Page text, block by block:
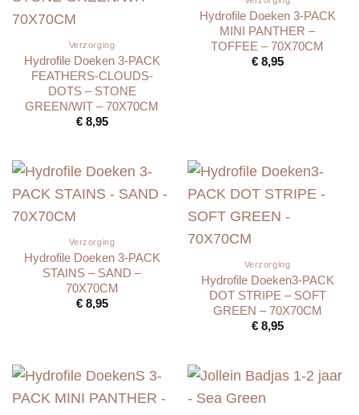
Verzorging
Hydrofile Doeken 3-PACK
FEATHERS-CLOUDS-
DOTS – STONE
GREEN/WIT – 70X70CM
€8,95
Hydrofile Doeken 3-PACK
MINI PANTHER –
TOFFEE – 70X70CM
€8,95
Verzorging
Hydrofile Doeken 3-PACK
STAINS – SAND –
70X70CM
€8,95
Verzorging
Hydrofile Doeken3-PACK
DOT STRIPE – SOFT
GREEN – 70X70CM
€8,95